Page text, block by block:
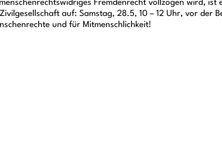
Fremdenrecht vollzogen wird, ist
auf: Samstag, 28.5, 10 – 12 Uhr, vor der
und für Mitmenschlichkeit!